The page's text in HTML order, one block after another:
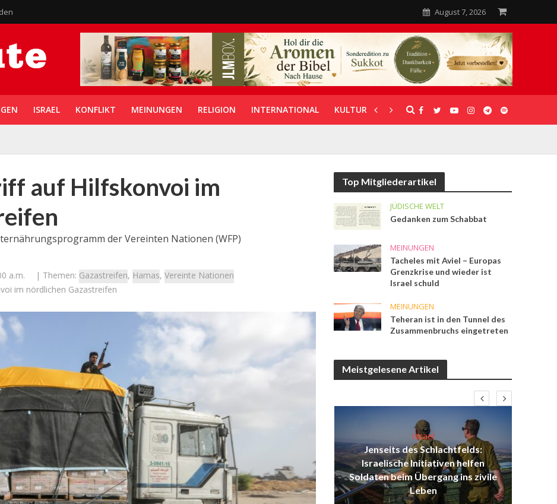
August 7, 2026
ISRAEL KONFLIKT MEINUNGEN RELIGION INTERNATIONAL KULTUR UNTERSTÜTZUNG
auf Hilfskonvoi im
der Vereinten Nationen (WFP)
a.m. | Themen: Gazastreifen, Hamas, Vereinte Nationen
im nördlichen Gazastreifen
Top Mitgliederartikel
JÜDISCHE WELT
Gedanken zum Schabbat
MEINUNGEN
Tacheles mit Aviel – Europas
Grenzkrise und wieder ist
Israel schuld
MEINUNGEN
Teheran ist in den Tunnel des
Zusammenbruchs eingetreten
Meistgelesene Artikel
Wahlen 2026: Das ist
– Vladimir Beliak
Israel
Israelische Wahlen 2026: Das ist
die Knesset – Moshe Abutbul
Israel
Jenseits des Schlachtfelds:
Israelische Initiativen helfen
Soldaten beim Übergang ins zivile
Leben